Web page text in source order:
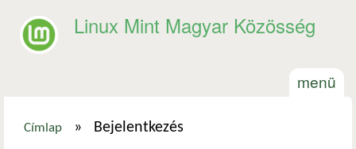
Linux Mint Magyar Közösség
menü
Címlap » Bejelentkezés